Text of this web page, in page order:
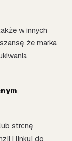
w innych
że marka
stronę
i linkuj do